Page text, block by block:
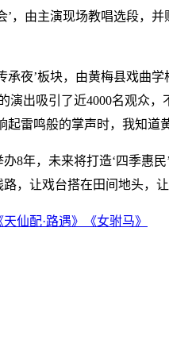
，由主演现场教唱选段，
夜’板块，由黄梅县戏曲学
演出吸引了近4000名观众
雷鸣般的掌声时，我知道
8年，未来将打造‘四季惠民
，让戏台搭在田间地头，让
天仙配·路遇》
《女驸马》